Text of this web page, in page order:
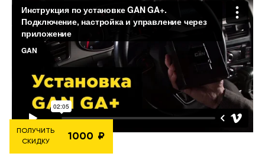
ПОЛУЧИТЬ
СКИДКУ
1000